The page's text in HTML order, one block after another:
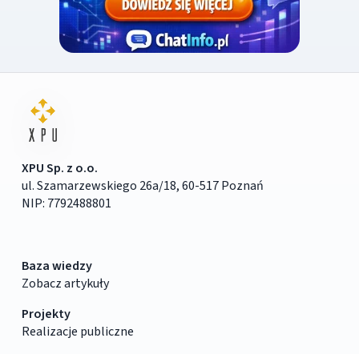
XPU Sp. z o.o.
ul. Szamarzewskiego 26a/18, 60-517 Poznań
NIP: 7792488801
Baza wiedzy
Zobacz artykuły
Projekty
Realizacje publiczne